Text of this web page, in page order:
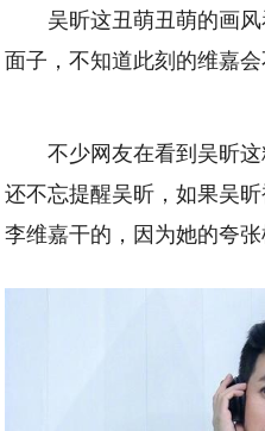
吴昕这丑萌丑萌的画
面子，不知道此刻的维嘉
不少网友在看到吴昕
还不忘提醒吴昕，如果吴
李维嘉干的，因为她的夸张